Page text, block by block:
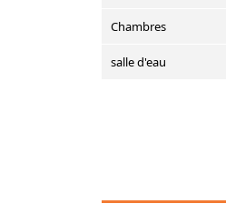
Chambres
salle d'eau